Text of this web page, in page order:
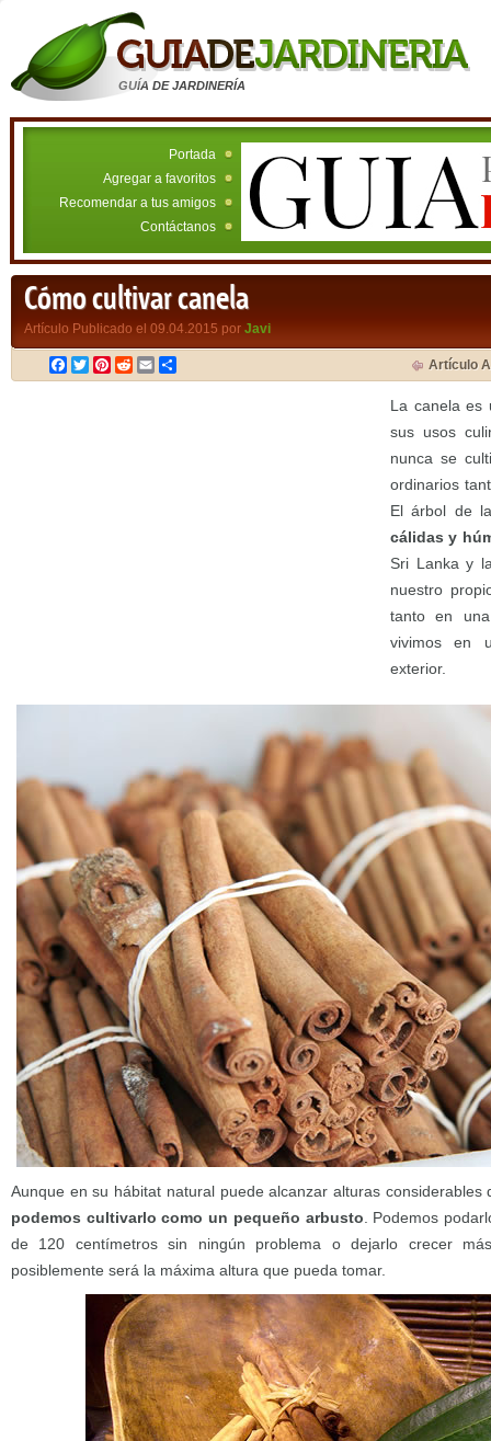
GUÍA DE JARDINERÍA
Portada
Agregar a favoritos
Recomendar a tus amigos
Contáctanos
Cómo cultivar canela
Artículo Publicado el 09.04.2015 por Javi
Facebook
TwitterPinterest
RedditEmail Artículo
La canela es
sus usos
nunca se
ordinarios
El árbol de
cálidas y
Sri Lanka y
nuestro
tanto en
vivimos en
exterior.
Aunque en su hábitat natural puede alcanzar alturas
podemos cultivarlo como un pequeño arbusto . Podemos
de 120 centímetros sin ningún problema o dejarlo crecer
posiblemente será la máxima altura que pueda tomar.